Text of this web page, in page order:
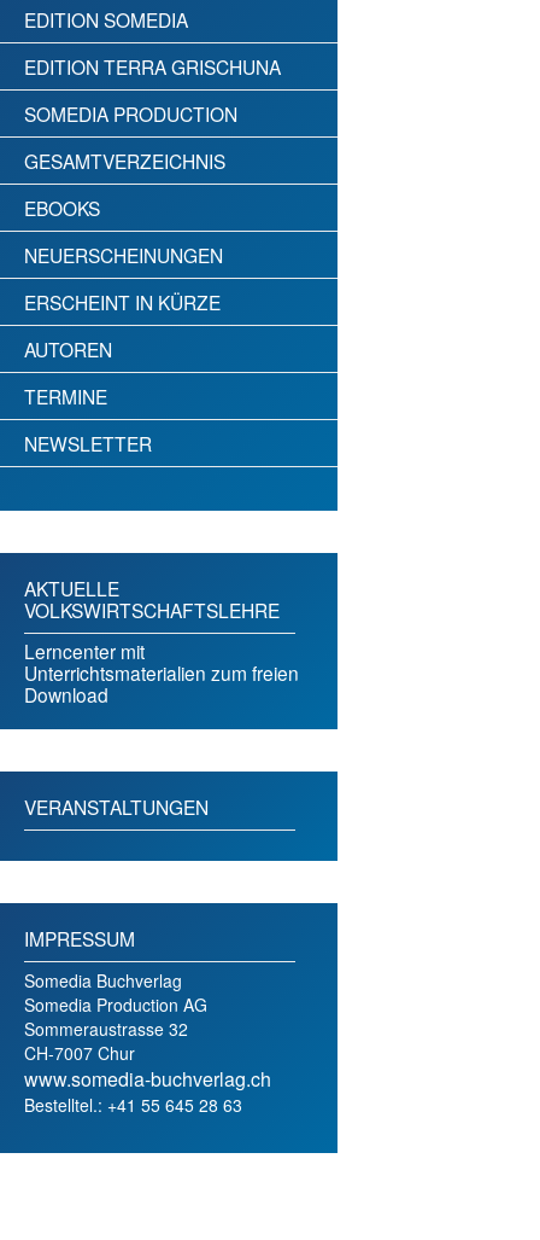
EDITION SOMEDIA
EDITION TERRA GRISCHUNA
SOMEDIA PRODUCTION
GESAMTVERZEICHNIS
EBOOKS
NEUERSCHEINUNGEN
ERSCHEINT IN KÜRZE
AUTOREN
TERMINE
NEWSLETTER
AKTUELLE
VOLKSWIRTSCHAFTSLEHRE
Lerncenter mit
Unterrichtsmaterialien zum freien
Download
VERANSTALTUNGEN
IMPRESSUM
Somedia Buchverlag
Somedia Production AG
Sommeraustrasse 32
CH-7007 Chur
www.somedia-buchverlag.ch
Bestelltel.: +41 55 645 28 63